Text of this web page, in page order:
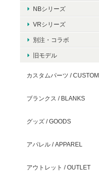
NBシリーズ
VRシリーズ
別注・コラボ
旧モデル
カスタムパーツ /
ブランクス / BLANKS
グッズ / GOODS
アパレル / APPAREL
アウトレット / OUTLET